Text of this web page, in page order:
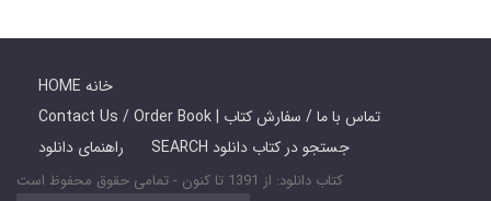
HOME خانه
Contact Us / Order Book | تماس با ما / سفارش کتاب
راهنمای دانلود
SEARCH جستجو در کتاب دانلود
کتاب دانلود: از 1391 تا کنون - تمامی حقوق محفوظ است